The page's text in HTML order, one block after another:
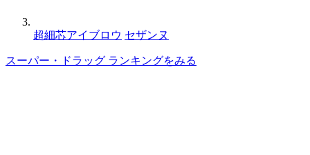
超細芯アイブロウ セザンヌ
スーパー・ドラッグ ランキングをみる